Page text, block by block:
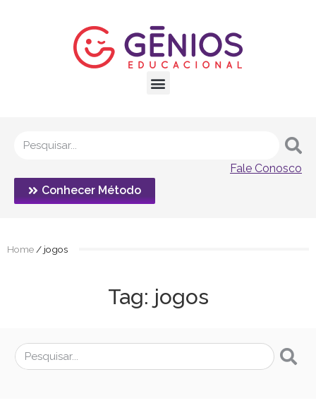
Fale Conosco
Conhecer Método
Home / jogos
Tag: jogos